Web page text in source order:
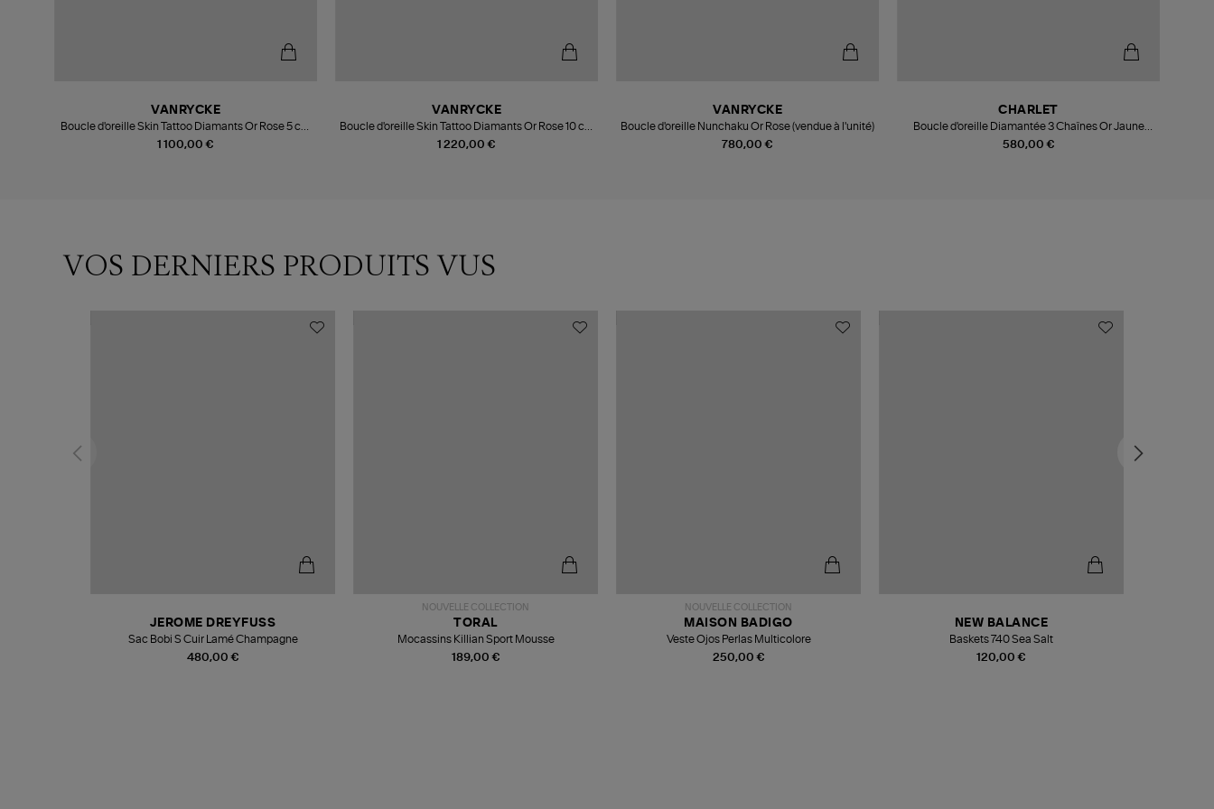
1 100,00 €
VANRYCKE
Boucle d'oreille Skin Tattoo Diamants Or Rose 5 cm
(vendue à l'unité)
1 220,00 €
VANRYCKE
Boucle d'oreille Skin Tattoo Diamants Or Rose 10 cm
(vendue à l'unité)
780,00 €
VANRYCKE
Boucle d'oreille Nunchaku Or Rose (vendue à l'unité)
580,00 €
CHARLET
Boucle d'oreille Diamantée 3 Chaînes Or Jaune
(vendue à l'unité)
VOS DERNIERS PRODUITS VUS
480,00 €
JEROME DREYFUSS
Sac Bobi S Cuir Lamé Champagne
NOUVELLE COLLECTION
189,00 €
TORAL
Mocassins Killian Sport Mousse
NOUVELLE COLLECTION
250,00 €
MAISON BADIGO
Veste Ojos Perlas Multicolore
120,00 €
NEW BALANCE
Baskets 740 Sea Salt